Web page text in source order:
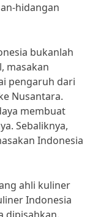
hidangan
bukanlah
masakan
pengaruh dari
Nusantara.
membuat
Sebaliknya,
Indonesia
ahli kuliner
Indonesia